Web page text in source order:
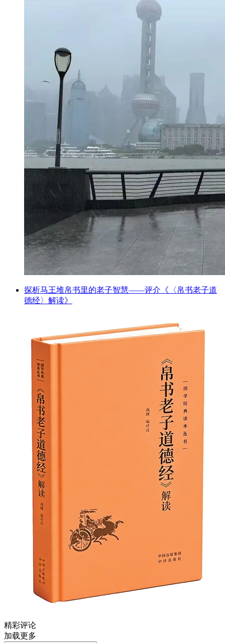
探析马王堆帛书里的老子智慧——评介《〈帛书老子道
德经〉解读》
精彩评论
加载更多